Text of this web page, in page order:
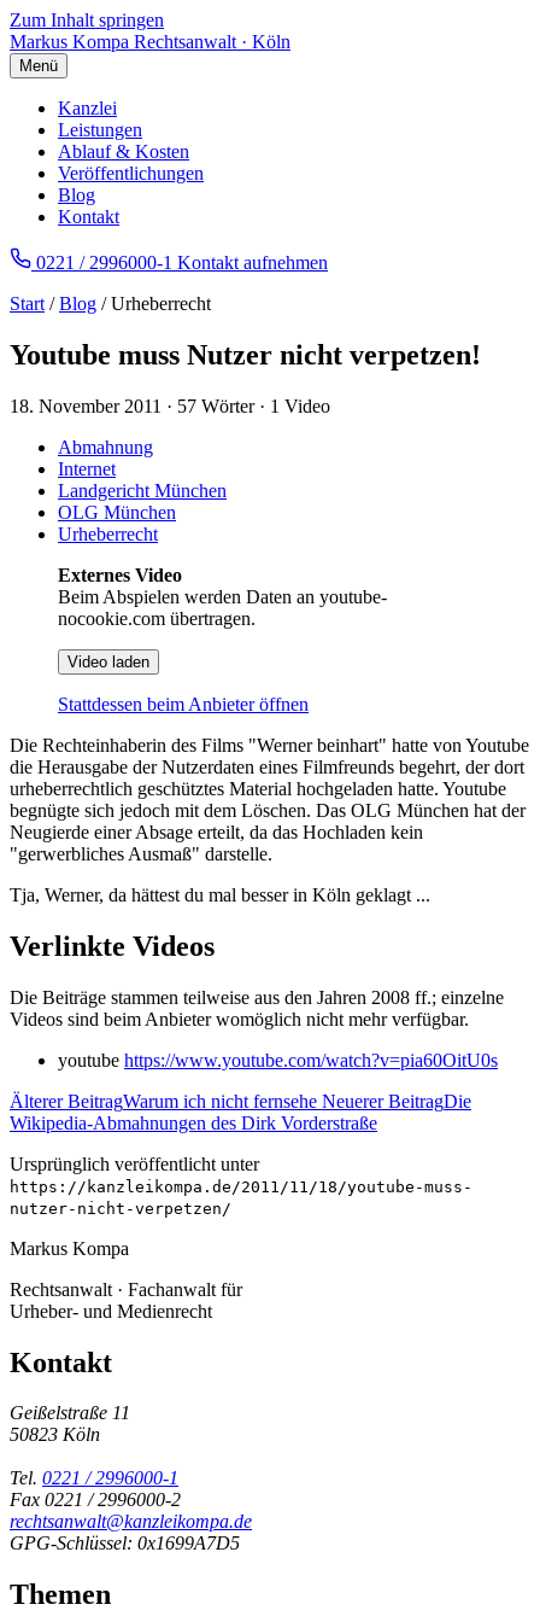
Zum Inhalt springen
Markus Kompa Rechtsanwalt · Köln
Menü
Kanzlei
Leistungen
Ablauf & Kosten
Veröffentlichungen
Blog
Kontakt
0221 / 2996000-1 Kontakt aufnehmen
Start /Blog / Urheberrecht
Youtube muss Nutzer nicht verpetzen!
18. November 2011 · 57 Wörter · 1 Video
Abmahnung
Internet
Landgericht München
OLG München
Urheberrecht
Externes Video
Beim Abspielen werden Daten an youtube-
nocookie.com übertragen.
Video laden
Stattdessen beim Anbieter öffnen
Die Rechteinhaberin des Films "Werner beinhart" hatte von Youtube
die Herausgabe der Nutzerdaten eines Filmfreunds begehrt, der dort
urheberrechtlich geschütztes Material hochgeladen hatte. Youtube
begnügte sich jedoch mit dem Löschen. Das OLG München hat der
Neugierde einer Absage erteilt, da das Hochladen kein
"gerwerbliches Ausmaß" darstelle.
Tja, Werner, da hättest du mal besser in Köln geklagt ...
Verlinkte Videos
Die Beiträge stammen teilweise aus den Jahren 2008 ff.; einzelne
Videos sind beim Anbieter womöglich nicht mehr verfügbar.
youtube https://www.youtube.com/watch?v=pia60OitU0s
Älterer BeitragWarum ich nicht fernsehe Neuerer BeitragDie
Wikipedia-Abmahnungen des Dirk Vorderstraße
Ursprünglich veröffentlicht unter
https://kanzleikompa.de/2011/11/18/youtube-muss-
nutzer-nicht-verpetzen/
Markus Kompa
Rechtsanwalt · Fachanwalt für
Urheber- und Medienrecht
Kontakt
Geißelstraße 11
50823 Köln
Tel. 0221 / 2996000-1
Fax 0221 / 2996000-2
rechtsanwalt@kanzleikompa.de
GPG-Schlüssel: 0x1699A7D5
Themen